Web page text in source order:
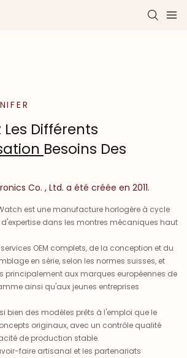
Différents
Besoins Des
Co. , Ltd. a été créée en 2011.
Watch est une manufacture horlogère à cycle
dans les montres mécaniques haut
OEM complets, de la conception et du
en série, selon les normes suisses, et
principalement aux marques européennes de
ainsi qu'aux jeunes entreprises
bien des modèles prêts à l'emploi que le
originaux, avec un contrôle qualité
de production stable.
faire artisanal et les partenariats